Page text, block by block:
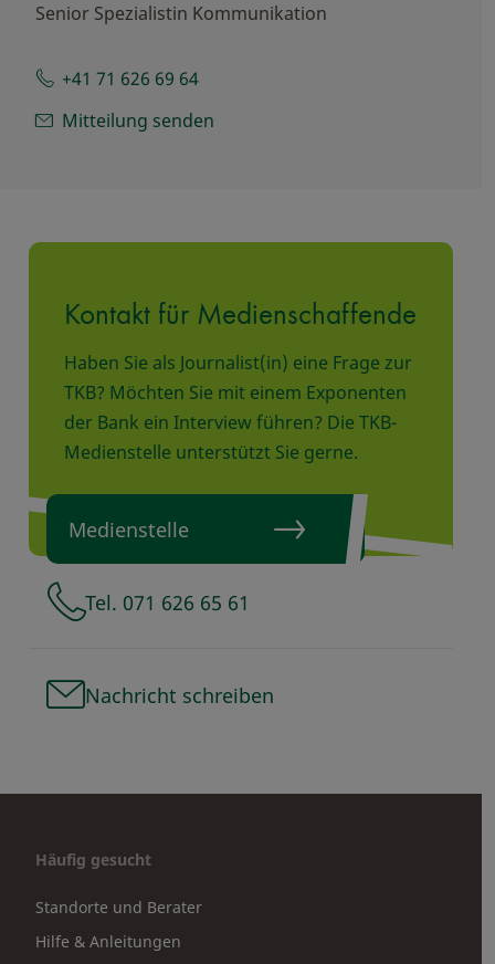
Senior Spezialistin Kommunikation
+41 71 626 69 64
Mitteilung senden
Kontakt für Medienschaffende
Haben Sie als Journalist(in) eine Frage zur
TKB? Möchten Sie mit einem Exponenten
der Bank ein Interview führen? Die TKB-
Medienstelle unterstützt Sie gerne.
Medienstelle
Tel. 071 626 65 61
Nachricht schreiben
Häufig gesucht
Standorte und Berater
Hilfe & Anleitungen